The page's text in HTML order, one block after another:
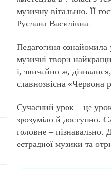
музичну вітальню. ЇЇ
Руслана Василівна.
Педагогиня ознайомила
музичні твори
і, звичайно ж,
славнозвісна «Червона
Сучасний урок – це
зрозуміло й доступно.
головне – пізнавально.
естрадної музики та